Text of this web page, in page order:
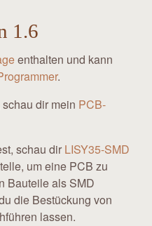
1.6
enthalten und kann
.
dir mein PCB-
schau dir LISY35-SMD
um eine PCB zu
Bauteile als SMD
die Bestückung von
lassen.